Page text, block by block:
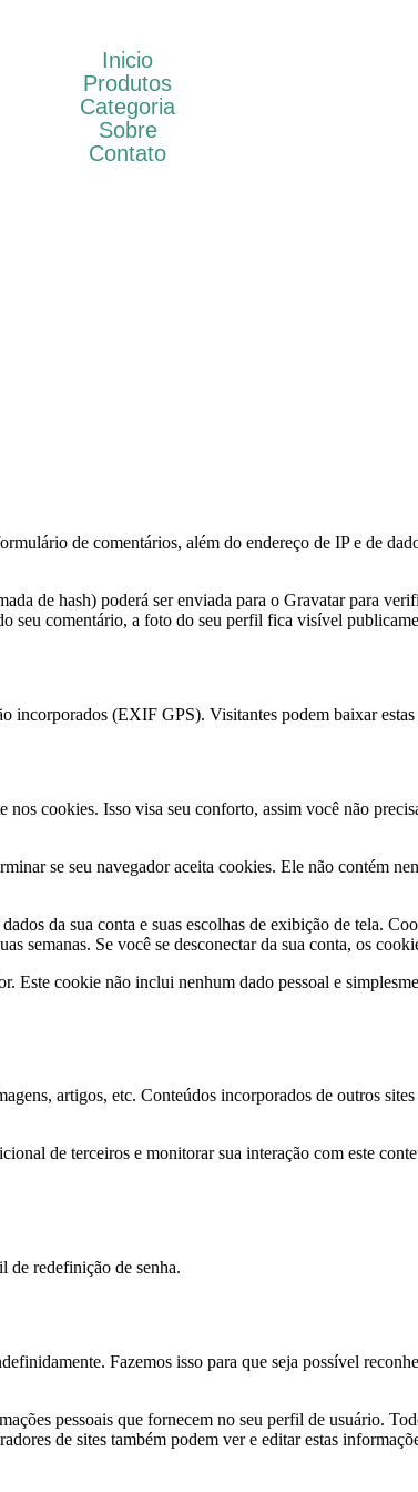
Inicio
Produtos
Categoria
Sobre
Contato
de comentários, além do endereço de IP e de
de hash) poderá ser enviada para o Gravatar para
seu comentário, a foto do seu perfil fica visível
incorporados (EXIF GPS). Visitantes podem baixar
cookies. Isso visa seu conforto, assim você não
se seu navegador aceita cookies. Ele não contém
da sua conta e suas escolhas de exibição de tela.
semanas. Se você se desconectar da sua conta, os
Este cookie não inclui nenhum dado pessoal e
artigos, etc. Conteúdos incorporados de outros
de terceiros e monitorar sua interação com este
de redefinição de senha.
Fazemos isso para que seja possível
pessoais que fornecem no seu perfil de usuário.
de sites também podem ver e editar estas